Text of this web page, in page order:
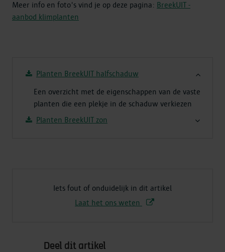
Meer info en foto's vind je op deze pagina: BreekUIT -
aanbod klimplanten
Planten BreekUIT halfschaduw
Een overzicht met de eigenschappen van de vaste
planten die een plekje in de schaduw verkiezen
Planten BreekUIT zon
Iets fout of onduidelijk in dit artikel
Laat het ons weten
Deel dit artikel